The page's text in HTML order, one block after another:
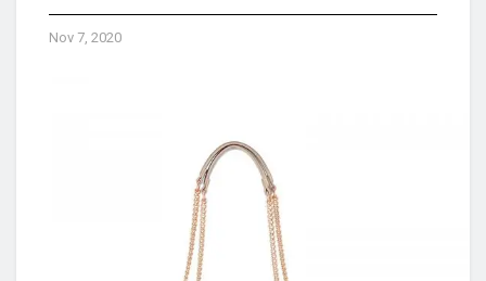
Nov 7, 2020